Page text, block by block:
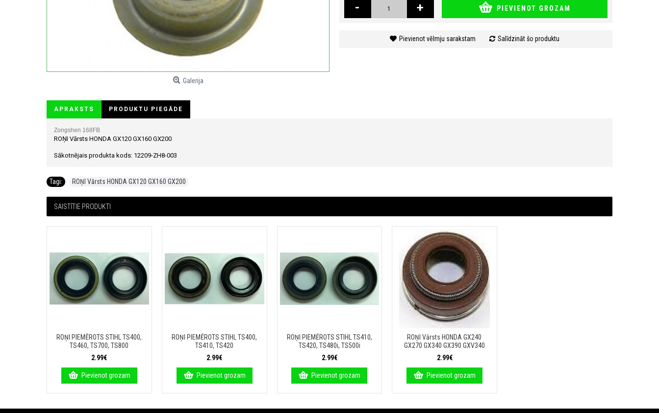
Galerija
- + PIEVIENOT GROZAM
Pievienot vēlmju sarakstam Salīdzināt šo produktu
APRAKSTS PRODUKTU PIEGĀDE
Zongshen 168 FB
ROŅI Vārsts HONDA GX120 GX160 GX200
Sākotnējais produkta kods: 12209-ZH8-003
Tagi: ROŅI Vārsts HONDA GX120 GX160 GX200
SAISTĪTIE PRODUKTI
ROŅI PIEMĒROTS STIHL TS400,
TS460, TS700, TS800
2.99€
Pievienot grozam
ROŅI PIEMĒROTS STIHL TS400,
TS410, TS420
2.99€
Pievienot grozam
ROŅI PIEMĒROTS STIHL TS410,
TS420, TS480i, TS500i
2.99€
Pievienot grozam
ROŅI Vārsts HONDA GX240
GX270 GX340 GX390 GXV340
2.99€
Pievienot grozam